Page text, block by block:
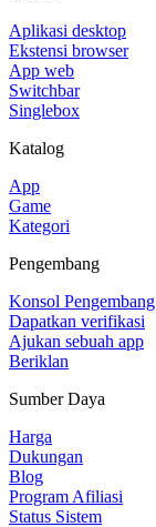
Aplikasi desktop
Ekstensi browser
App web
Switchbar
Singlebox
Katalog
App
Game
Kategori
Pengembang
Konsol Pengembang
Dapatkan verifikasi
Ajukan sebuah app
Beriklan
Sumber Daya
Harga
Dukungan
Blog
Program Afiliasi
Status Sistem